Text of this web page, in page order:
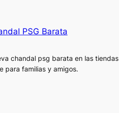
PSG Barata
chandal psg barata en las tiendas
para familias y amigos.